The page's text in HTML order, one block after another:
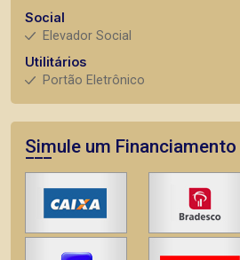
Social
Elevador Social
Utilitários
Portão Eletrônico
Simule um Financiamento